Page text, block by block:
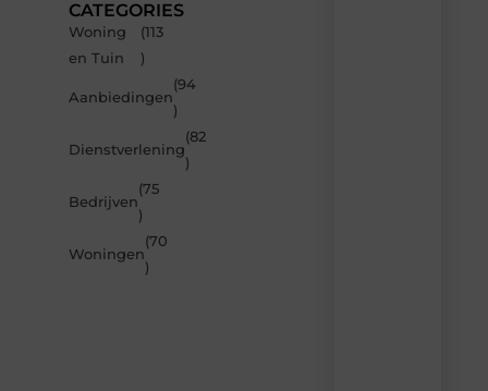
CATEGORIES
Woning
en Tuin
(113
)
Aanbiedingen
(94
)
Dienstverlening
(82
)
Bedrijven
(75
)
Woningen
(70
)